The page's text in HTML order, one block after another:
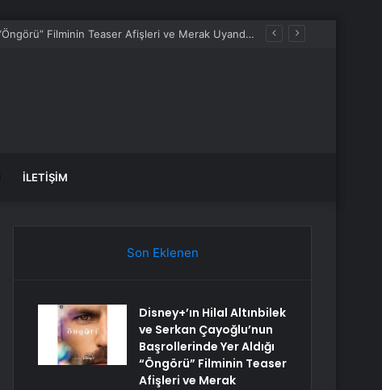
Disney+’ın Hilal Altınbilek ve Serkan Çayoğlu’nun Başrollerinde Yer Aldığı “Öngörü” Filminin Teaser Afişleri ve Merak Uyandıran İlk Tanıtımı Yayımlandı
İLETIŞIM
Son Eklenen
Disney+’ın Hilal Altınbilek
ve Serkan Çayoğlu’nun
Başrollerinde Yer Aldığı
“Öngörü” Filminin Teaser
Afişleri ve Merak